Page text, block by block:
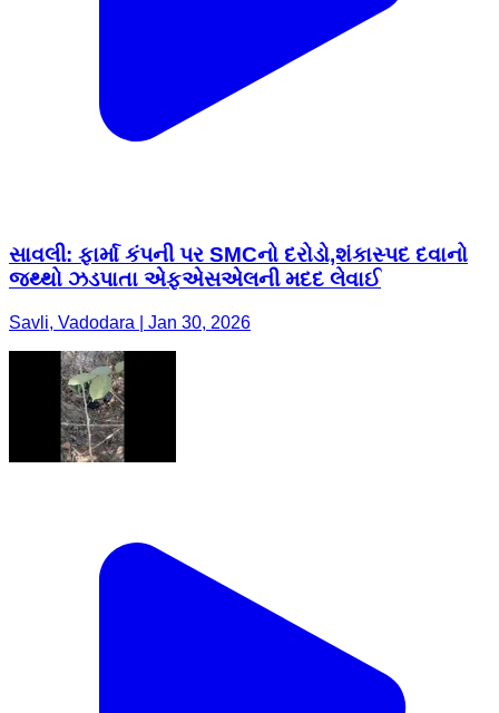
સાવલી: ફાર્મા કંપની પર SMCનો દરોડો,શંકાસ્પદ દવાનો
જથ્થો ઝડપાતા એફએસએલની મદદ લેવાઈ
Savli, Vadodara | Jan 30, 2026